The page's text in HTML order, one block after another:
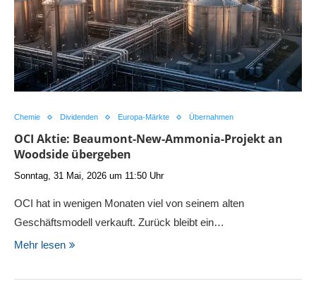
Chemie Dividenden Europa-Märkte Übernahmen
OCI Aktie: Beaumont-New-Ammonia-Projekt an
Woodside übergeben
Sonntag, 31 Mai, 2026 um 11:50 Uhr
OCI hat in wenigen Monaten viel von seinem alten
Geschäftsmodell verkauft. Zurück bleibt ein…
Mehr lesen